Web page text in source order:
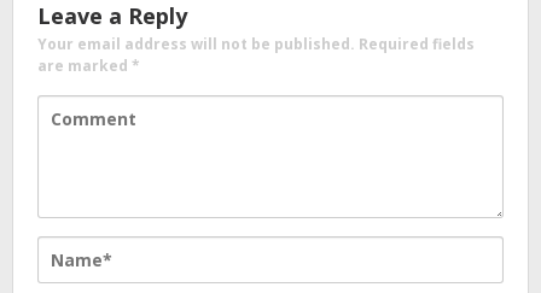
Leave a Reply
Your email address will not be published. Required fields
are marked *